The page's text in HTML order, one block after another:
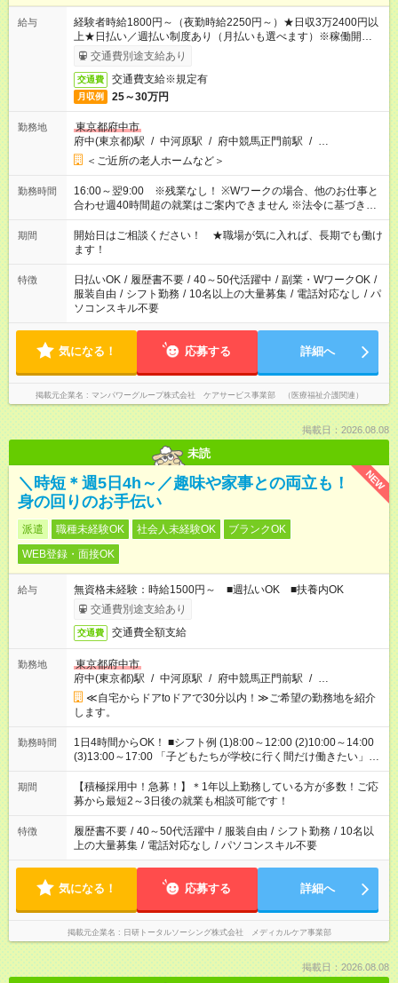
給与
経験者時給1800円～（夜勤時給2250円～）★日収3万2400円以
上★日払い／週払い制度あり（月払いも選べます）※稼働開始時
は手続き完了次第のお支払いとなります。
交通費別途支給あり
交通費 交通費支給※規定有
月収例 25～30万円
勤務地
東京都府中市
府中(東京都)駅 / 中河原駅 / 府中競馬正門前駅 / …
＜ご近所の老人ホームなど＞
勤務時間
16:00～翌9:00 ※残業なし！ ※Wワークの場合、他のお仕事と
合わせ週40時間超の就業はご案内できません ※法令に基づき、
週20時間以上勤務は社会保険への加入対象となります ※労働者
派遣法（日雇い派遣の原則禁止）により、短時間・短期間の就
業はご案内が難しい場合があります
期間
開始日はご相談ください！ ★職場が気に入れば、長期でも働け
ます！
特徴 日払いOK / 履歴書不要 / 40～50代活躍中 / 副業・WワークOK /
服装自由 / シフト勤務 / 10名以上の大量募集 / 電話対応なし / パ
ソコンスキル不要
気になる！ 応募する 詳細へ
掲載元企業名 マンパワーグループ株式会社 ケアサービス事業部 （医療福祉介護関連）
掲載日：2026.08.08
未読
NEW
＼時短＊週5日4h～／趣味や家事との両立も！
身の回りのお手伝い
派遣 職種未経験OK 社会人未経験OK
ブランクOK
WEB登録・面接OK
給与
無資格未経験：時給1500円～ ■週払いOK ■扶養内OK
交通費別途支給あり
交通費 交通費全額支給
勤務地
東京都府中市
府中(東京都)駅 / 中河原駅 / 府中競馬正門前駅 / …
≪自宅からドアtoドアで30分以内！≫ご希望の勤務地を紹介
します。
勤務時間
1日4時間からOK！ ■シフト例 (1)8:00～12:00 (2)10:00～14:00
(3)13:00～17:00 「子どもたちが学校に行く間だけ働きたい」
「余裕を持って夕飯の準備がしたい」 「午前中は働いて、午後
はプライベートの時間にしたい」 など、ご希望を教えてくださ
いね。 ※Wワーク希望の方へ 今ご覧のお仕事で希望する勤務時
間と、もう1つのお仕事の勤務時間。 合計で週40時間を超える
場合は応募できません。
期間
【積極採用中！急募！】＊1年以上勤務している方が多数！ご応
募から最短2～3日後の就業も相談可能です！
特徴 履歴書不要 / 40～50代活躍中 / 服装自由 / シフト勤務 / 10名以
上の大量募集 / 電話対応なし / パソコンスキル不要
気になる！ 応募する 詳細へ
掲載元企業名 日研トータルソーシング株式会社 メディカルケア事業部
掲載日：2026.08.08